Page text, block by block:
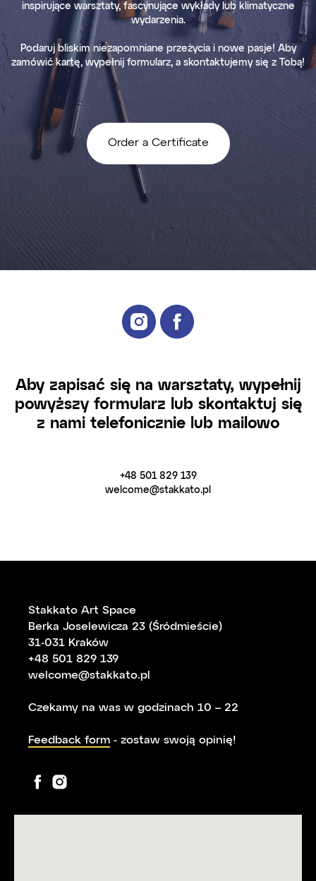
inspirujące warsztaty, fascynujące wykłady lub klimatyczne
wydarzenia.
Podaruj bliskim niezapomniane przeżycia i nowe pasje! Aby
zamówić kartę, wypełnij formularz, a skontaktujemy się z Tobą!
Order a Certificate
Aby zapisać się na warsztaty, wypełnij
powyższy formularz lub skontaktuj się
z nami telefonicznie lub mailowo
+48 501 829 139
welcome@stakkato.pl
Stakkato Art Space
Berka Joselewicza 23 (Śródmieście)
31-031 Kraków
+48 501 829 139
welcome@stakkato.pl
Czekamy na was w godzinach 10 – 22
Feedback form - zostaw swoją opinię!